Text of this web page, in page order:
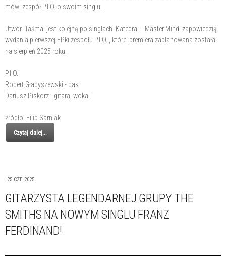
mówi zespół P.I.O. o swoim singlu.
Utwór 'Taśma' jest kolejną po singlach 'Katedra' i 'Master Mind' zapowiedzią
wydania pierwszej EPki zespołu P.I.O. , której premiera zaplanowana została
na sierpień 2025 roku.
P.I.O.:
Robert Gładyszewski - bas
Dariusz Piskorz - gitara, wokal
źródło: Filip Sarniak
Czytaj dalej...
25 CZE 2025
GITARZYSTA LEGENDARNEJ GRUPY THE
SMITHS NA NOWYM SINGLU FRANZ
FERDINAND!